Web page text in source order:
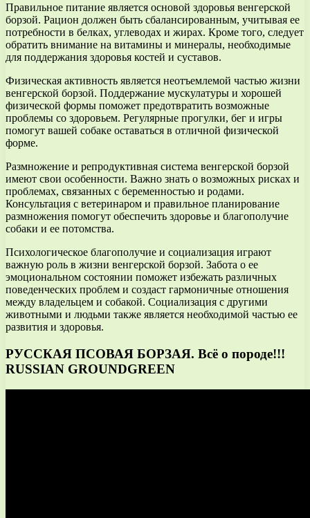
Правильное питание является основой здоровья венгерской
борзой. Рацион должен быть сбалансированным, учитывая ее
потребности в белках, углеводах и жирах. Кроме того, следует
обратить внимание на витамины и минералы, необходимые
для поддержания здоровья костей и суставов.
Физическая активность является неотъемлемой частью жизни
венгерской борзой. Поддержание мускулатуры и хорошей
физической формы поможет предотвратить возможные
проблемы со здоровьем. Регулярные прогулки, бег и игры
помогут вашей собаке оставаться в отличной физической
форме.
Размножение и репродуктивная система венгерской борзой
имеют свои особенности. Важно знать о возможных рисках и
проблемах, связанных с беременностью и родами.
Консультация с ветеринаром и правильное планирование
размножения помогут обеспечить здоровье и благополучие
собаки и ее потомства.
Психологическое благополучие и социализация играют
важную роль в жизни венгерской борзой. Забота о ее
эмоциональном состоянии поможет избежать различных
поведенческих проблем и создаст гармоничные отношения
между владельцем и собакой. Социализация с другими
животными и людьми также является необходимой частью ее
развития и здоровья.
РУССКАЯ ПСОВАЯ БОРЗАЯ. Всё о породе!!!
RUSSIAN GROUNDGREEN